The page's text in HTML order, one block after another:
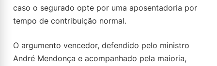
caso o segurado opte por uma aposentadoria por
tempo de contribuição normal.
O argumento vencedor, defendido pelo ministro
André Mendonça e acompanhado pela maioria,